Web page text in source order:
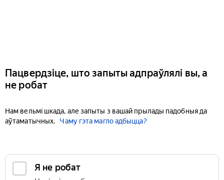
Пацвердзіце, што запыты адпраўлялі вы, а
не робат
Нам вельмі шкада, але запыты з вашай прылады падобныя да
аўтаматычных.
Чаму гэта магло адбыцца?
Я не робат